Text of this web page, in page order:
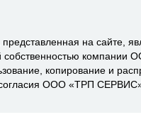
на сайте,
собственностью компании
копирование и
согласия ООО «ТРП